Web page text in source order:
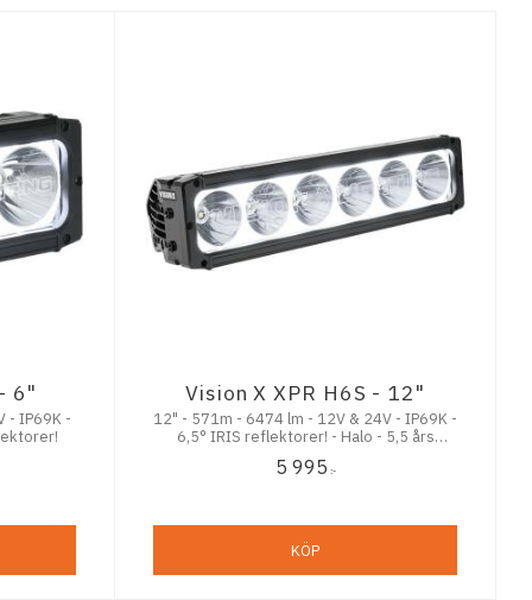
6" Vision X XPR H6S - 12"
12" - 571m - 6474 lm - 12V & 24V - IP69K -
6,5° IRIS reflektorer! - Halo - 5,5 års
5 995 :-
KÖP